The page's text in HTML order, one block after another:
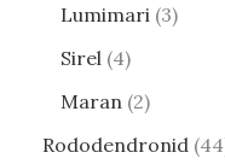
Lumimari 3
Sirel 4
Maran 2
Rododendronid 44